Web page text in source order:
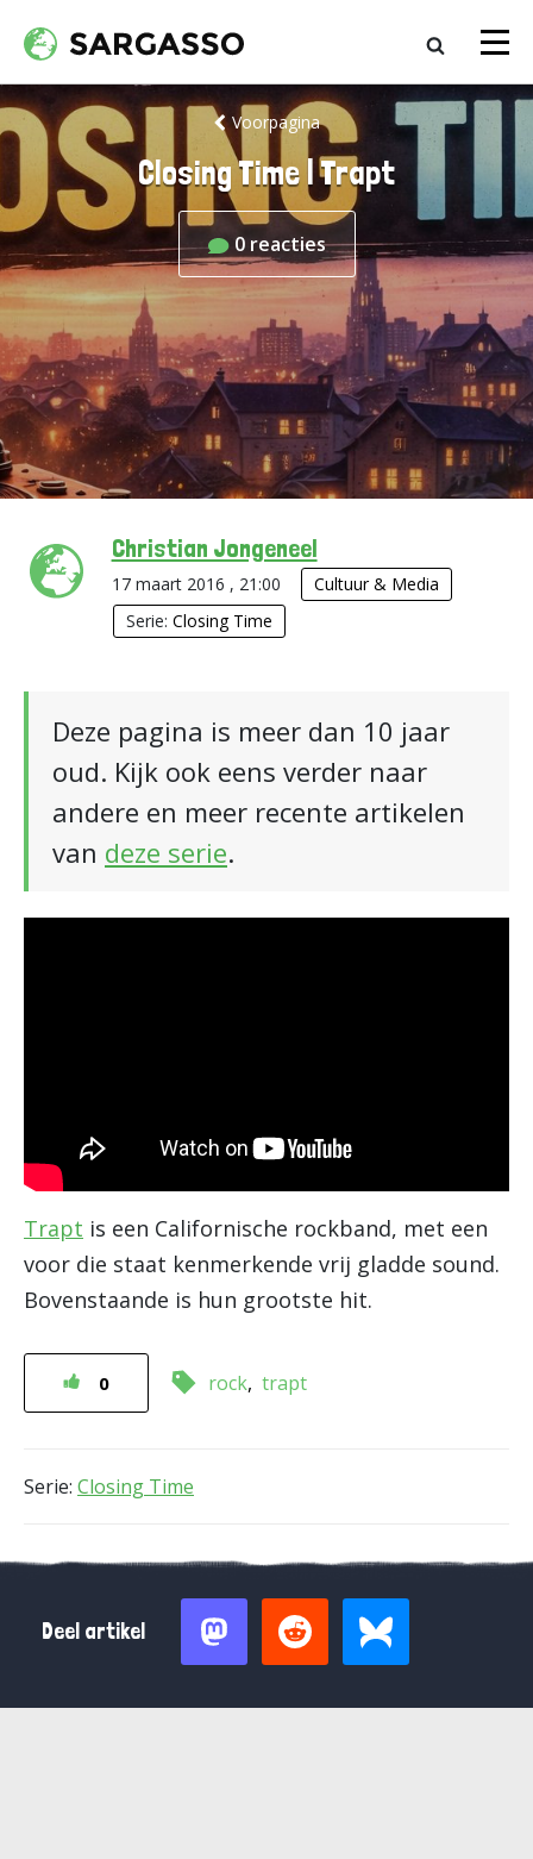
Voorpagina
Closing Time | Trapt
0 reacties
Christian Jongeneel
17 maart 2016 , 21:00
Cultuur & Media
Serie: Closing Time
Deze pagina is meer dan 10 jaar
oud. Kijk ook eens verder naar
andere en meer recente artikelen
van deze serie.
Trapt is een Californische rockband, met een
voor die staat kenmerkende vrij gladde sound.
Bovenstaande is hun grootste hit.
0 rock trapt
Serie: Closing Time
Deel artikel